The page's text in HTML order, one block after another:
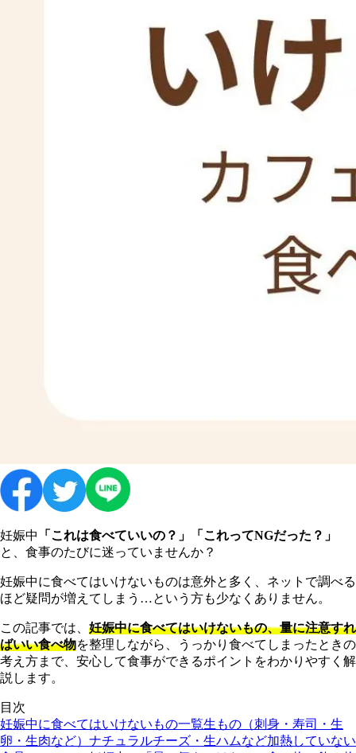
妊娠中
「これは食べていいの？」「これってNGだった？」
と、食事のたびに迷っていませんか？
妊娠中に食べてはいけないものは意外と多く、ネットで調べる
ほど疑問が増えてしまう…という方も少なくありません。
この記事では、 妊娠中に食べてはいけないもの、量に注意すれ
ばいい食べ物を整理しながら、うっかり食べてしまったときの
考え方まで、安心して食事ができるポイントをわかりやすく解
説します。
目次
妊娠中に食べてはいけないもの一覧生もの（刺身・寿司・生
卵・生肉など） ナチュラルチーズ・生ハムなど加熱していない